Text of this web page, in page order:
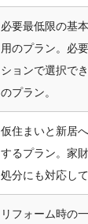
必要最低限の基
用のプラン。必
ションで選択で
のプラン。
仮住まいと新居
するプラン。家
処分にも対応して
リフォーム時の